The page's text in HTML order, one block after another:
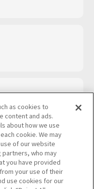
リシー
as cookies to
content and ads.
about how we use
cookie. We may
of our website
who may
you have provided
your use of their
use cookies for our